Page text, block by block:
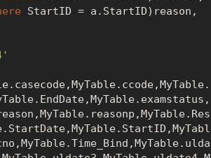
StartID = a.StartID)reason,